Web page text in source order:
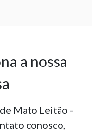
a nossa
Mato Leitão -
conosco,